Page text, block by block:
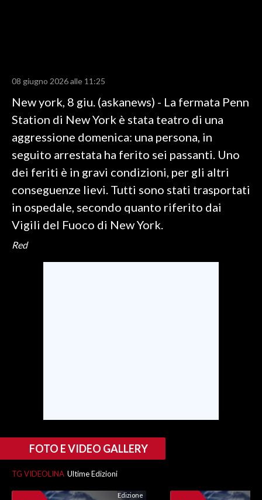
RISULTATI E CLASSIFICHE
CALCIO
CALCIO REGIONALE
BASKET
VOLLEY
MOTORI
TENNIS
ALTRI SPORT
EVENTI
3 MINUTI CON
08 giugno 2026 alle 11:25
New york, 8 giu. (askanews) - La fermata Penn
Station di New York è stata teatro di una
aggressione domenica: una persona, in
seguito arrestata ha ferito sei passanti. Uno
dei feriti è in gravi condizioni, per gli altri
conseguenze lievi. Tutti sono stati trasportati
in ospedale, secondo quanto riferito dai
Vigili del Fuoco di New York.
Red
FOTO E VIDEO GALLERY
TG VIDEOLINA Ultime Edizioni
Edizione